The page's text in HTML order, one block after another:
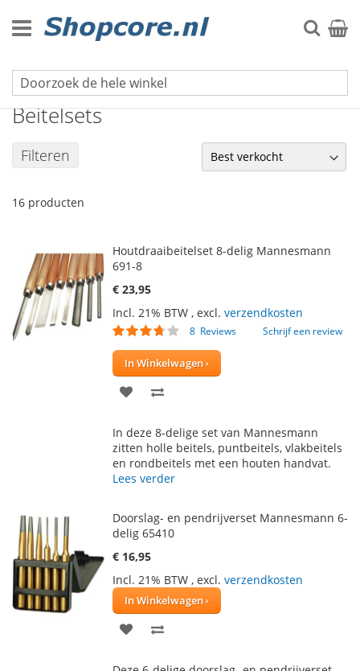
naar
de
Zoek
Beitels & Drevels
Beitelsets
Filteren
16 producten
Houtdraaibeitelset 8-delig Mannesmann
691-8
€ 23,95
Incl. 21% BTW , excl. verzendkosten
Waardering:
8 Reviews Schrijf een review
In Winkelwagen
VOEG
AAN
VERLANGLIJST
TE
VERGELIJKEN
In deze 8-delige set van Mannesmann
zitten holle beitels, puntbeitels, vlakbeitels
en rondbeitels met een houten handvat.
Lees verder
Doorslag- en pendrijverset Mannesmann 6-
delig 65410
€ 16,95
Incl. 21% BTW , excl. verzendkosten
In Winkelwagen
VOEG